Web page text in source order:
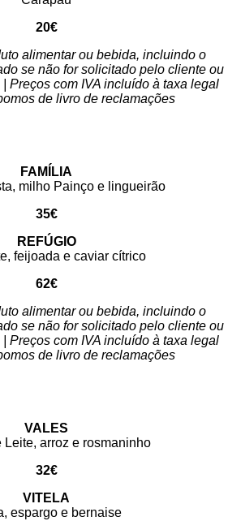
20€
alimentar ou bebida, incluindo o
se não for solicitado pelo cliente ou
Preços com IVA incluído à taxa legal
de livro de reclamações
FAMÍLIA
milho Painço e lingueirão
35€
REFÚGIO
feijoada e caviar cítrico
62€
alimentar ou bebida, incluindo o
se não for solicitado pelo cliente ou
Preços com IVA incluído à taxa legal
de livro de reclamações
VALES
Leite, arroz e rosmaninho
32€
VITELA
espargo e bernaise